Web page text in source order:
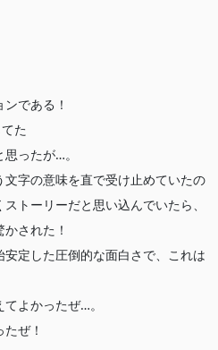
である！
た
ったが…。
字の意味を直で受け止めていたの
トーリーだと思い込んでいたら、
された！
定した圧倒的な面白さで、これは
よかったぜ…。
ぜ！